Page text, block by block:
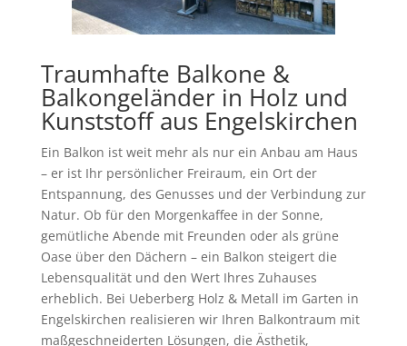
Traumhafte Balkone &
Balkongeländer in Holz und
Kunststoff aus Engelskirchen
Ein Balkon ist weit mehr als nur ein Anbau am Haus
– er ist Ihr persönlicher Freiraum, ein Ort der
Entspannung, des Genusses und der Verbindung zur
Natur. Ob für den Morgenkaffee in der Sonne,
gemütliche Abende mit Freunden oder als grüne
Oase über den Dächern – ein Balkon steigert die
Lebensqualität und den Wert Ihres Zuhauses
erheblich. Bei Ueberberg Holz & Metall im Garten in
Engelskirchen realisieren wir Ihren Balkontraum mit
maßgeschneiderten Lösungen, die Ästhetik,